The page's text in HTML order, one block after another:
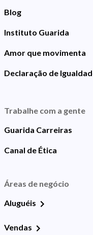
Blog
Instituto Guarida
Amor que movimenta
Declaração de
Trabalhe com a gente
Guarida Carreiras
Canal de Ética
Áreas de negócio
Aluguéis
Vendas